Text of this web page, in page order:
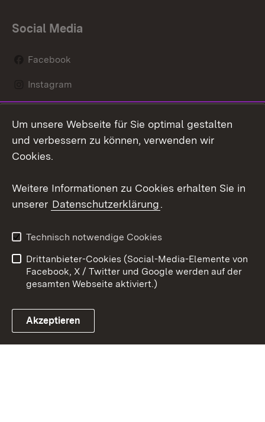
Social Media
Facebook
Instagram
Mastodon
Youtube
Link zum Landesportal
Kontakt
Datenschutz
Barrierefreiheit
Impressum Cookies
Um unsere Webseite für Sie optimal gestalten
und verbessern zu können, verwenden wir
Cookies.
Weitere Informationen zu Cookies erhalten Sie in
unserer Datenschutzerklärung.
Technisch notwendige Cookies
Drittanbieter-Cookies (Social-Media-Elemente von
Facebook, X / Twitter und Google werden auf der
gesamten Webseite aktiviert.)
Akzeptieren